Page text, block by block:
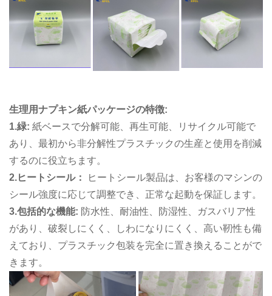
生理用ナプキン紙パッケージの特徴:
1.緑: 紙ベースで分解可能、再生可能、リサイクル可能で
あり、最初から非分解性プラスチックの生産と使用を削減
するのに役立ちます。
2.ヒートシール：
ヒートシール製品は、お客様のマシンの
シール強度に応じて調整でき、正常な起動を保証します。
3.包括的な機能: 防水性、耐油性、防湿性、ガスバリア性
があり、破裂しにくく、しわになりにくく、高い靭性も備
えており、プラスチック包装を完全に置き換えることがで
きます。